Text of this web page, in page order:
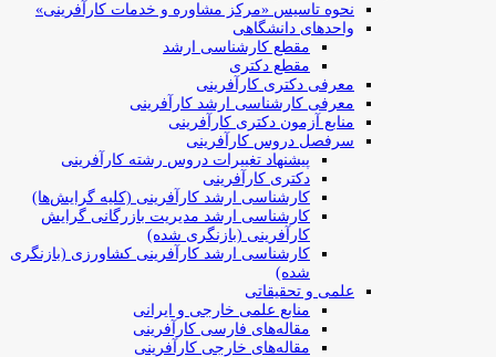
نحوه تاسیس «مرکز مشاوره و خدمات کارآفرینی»
واحدهای دانشگاهی
مقطع کارشناسی ارشد
مقطع دکتری
معرفی دکتری کارآفرینی
معرفی کارشناسی ارشد کارآفرینی
منابع آزمون دکتری کارآفرینی
سرفصل دروس کارآفرینی
پیشنهاد تغییرات دروس رشته کارآفرینی
دکتری کارآفرینی
کارشناسی ارشد کارآفرینی (کلیه گرایش‌ها)
کارشناسی ارشد مدیریت بازرگانی گرایش
کارآفرینی (بازنگری شده)
کارشناسی ارشد کارآفرینی کشاورزی (بازنگری
شده)
علمی و تحقیقاتی
منابع علمی خارجی و ایرانی
مقاله‌های فارسی کارآفرینی
مقاله‌های خارجی کارآفرینی